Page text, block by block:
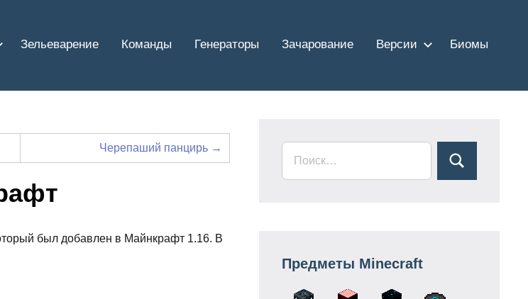
Зельеварение Команды Генераторы Зачарование Версии Биомы
Черепаший панцирь →
был добавлен в Майнкрафт 1.16. В
Предметы Minecraft